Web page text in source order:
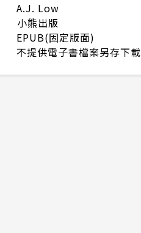
A.J. Low
小熊出版
EPUB(固定版面)
不提供電子書檔案另存下載